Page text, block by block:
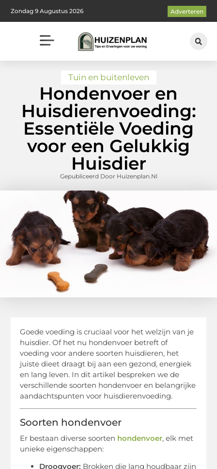
Zondag 9 Augustus 2026 Adverteren
Tuin en buitenleven
Hondenvoer en
Huisdierenvoeding:
Essentiële Voeding
voor een Gelukkig
Huisdier
Gepubliceerd Door Huizenplan.nl
Goede voeding is cruciaal voor het welzijn van je
huisdier. Of het nu hondenvoer betreft of
voeding voor andere soorten huisdieren, het
juiste dieet draagt bij aan een gezond, energiek
en lang leven. In dit artikel bespreken we de
verschillende soorten hondenvoer en belangrijke
aandachtspunten voor huisdierenvoeding.
Soorten hondenvoer
Er bestaan diverse soorten hondenvoer, elk met
unieke eigenschappen:
Droogvoer: Brokken die lang houdbaar zijn